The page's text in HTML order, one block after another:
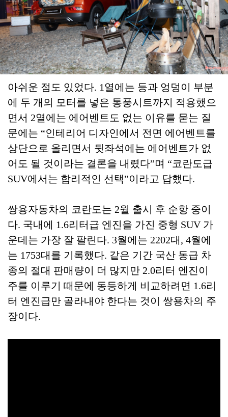
아쉬운 점도 있었다. 1열에는 등과 엉덩이 부분
에 두 개의 모터를 넣은 통풍시트까지 적용했으
면서 2열에는 에어벤트도 없는 이유를 묻는 질
문에는 “인테리어 디자인에서 전면 에어벤트를
상단으로 올리면서 뒷좌석에는 에어벤트가 없
어도 될 것이라는 결론을 내렸다”며 “코란도급
SUV에서는 합리적인 선택”이라고 답했다.
쌍용자동차의 코란도는 2월 출시 후 순항 중이
다. 국내에 1.6리터급 엔진을 가진 중형 SUV 가
운데는 가장 잘 팔린다. 3월에는 2202대, 4월에
는 1753대를 기록했다. 같은 기간 국산 동급 차
종의 절대 판매량이 더 많지만 2.0리터 엔진이
주를 이루기 때문에 동등하게 비교하려면 1.6리
터 엔진급만 골라내야 한다는 것이 쌍용차의 주
장이다.